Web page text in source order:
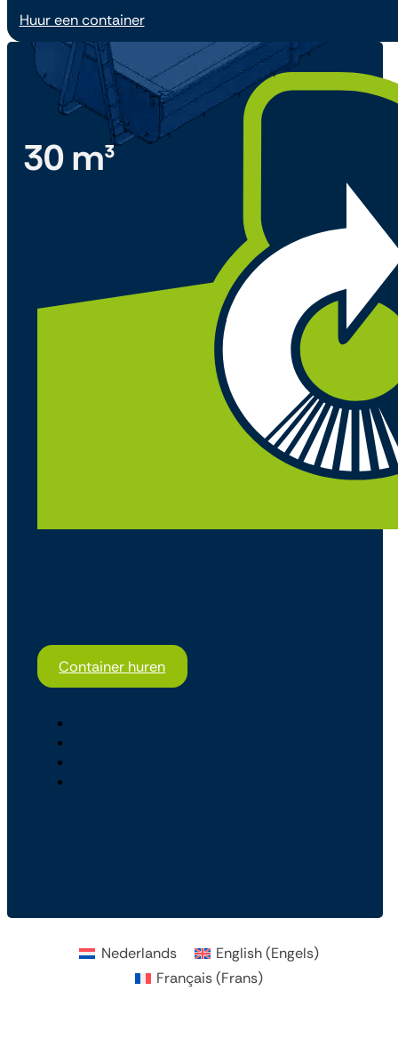
30 m³
Huur een container
Container huren
Nederlands English(Engels)
Français(Frans)